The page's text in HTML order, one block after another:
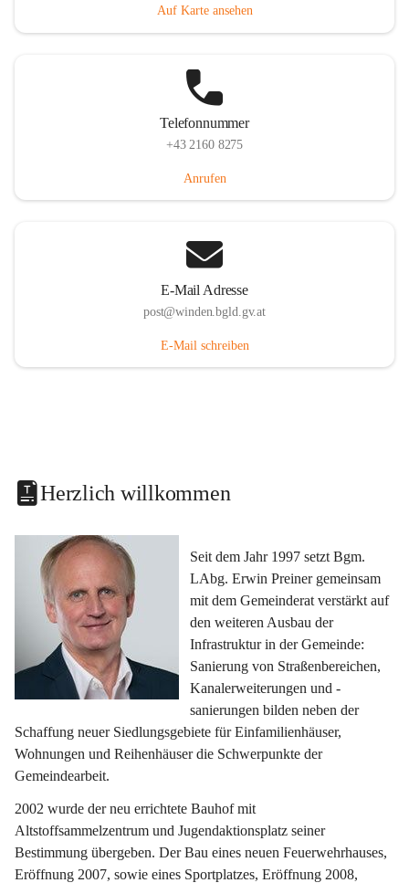
Auf Karte ansehen
Telefonnummer
+43 2160 8275
Anrufen
E-Mail Adresse
post@winden.bgld.gv.at
E-Mail schreiben
Herzlich willkommen
Seit dem Jahr 1997 setzt Bgm.
LAbg. Erwin Preiner gemeinsam
mit dem Gemeinderat verstärkt auf
den weiteren Ausbau der
Infrastruktur in der Gemeinde:
Sanierung von Straßenbereichen,
Kanalerweiterungen und -
sanierungen bilden neben der
Schaffung neuer Siedlungsgebiete für Einfamilienhäuser,
Wohnungen und Reihenhäuser die Schwerpunkte der
Gemeindearbeit.
2002 wurde der neu errichtete Bauhof mit
Altstoffsammelzentrum und Jugendaktionsplatz seiner
Bestimmung übergeben. Der Bau eines neuen Feuerwehrhauses,
Eröffnung 2007, sowie eines Sportplatzes, Eröffnung 2008,